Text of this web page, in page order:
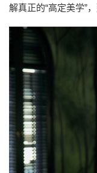
解真正的“高定美学”